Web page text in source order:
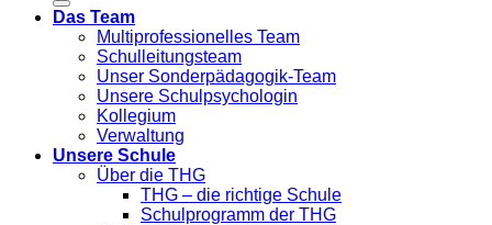
Das Team
Multiprofessionelles Team
Schulleitungsteam
Unser Sonderpädagogik-Team
Unsere Schulpsychologin
Kollegium
Verwaltung
Unsere Schule
Über die THG
THG – die richtige Schule
Schulprogramm der THG